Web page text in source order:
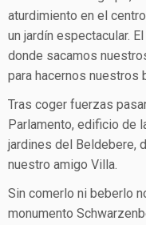
aturdimiento en el
un jardín espectacular.
donde sacamos
para hacernos nuestros
Tras coger fuerzas
Parlamento, edificio de
jardines del Beldebere,
nuestro amigo Villa.
Sin comerlo ni beberlo
monumento